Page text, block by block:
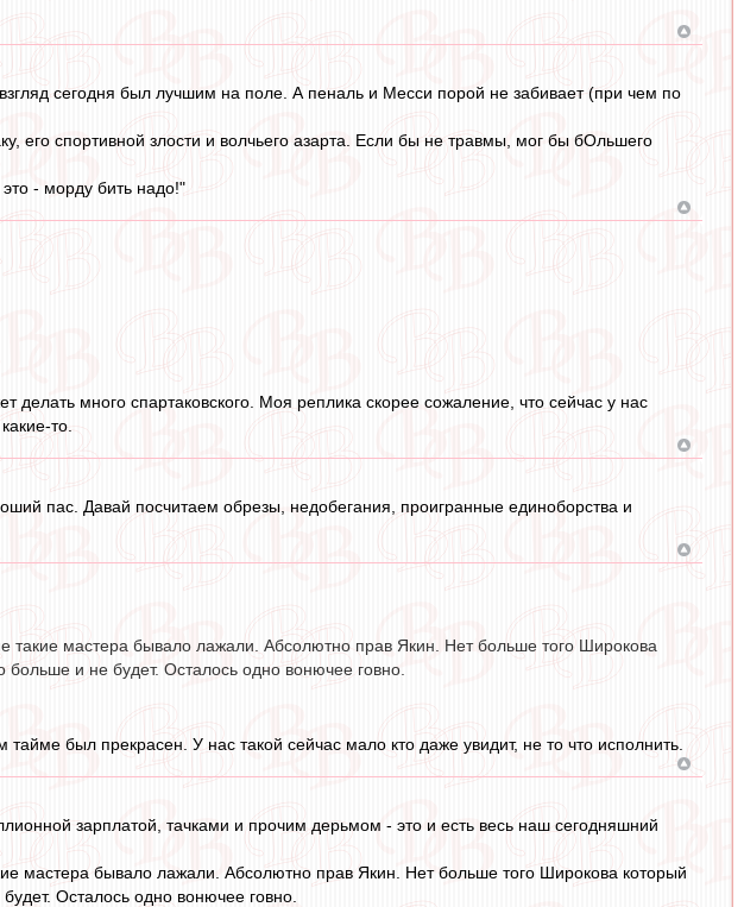
сегодня был лучшим на поле. А пеналь и Месси порой не забивает (при чем по
его спортивной злости и волчьего азарта. Если бы не травмы, мог бы бОльшего
- морду бить надо!"
делать много спартаковского. Моя реплика скорее сожаление, что сейчас у нас
то.
пас. Давай посчитаем обрезы, недобегания, проигранные единоборства и
такие мастера бывало лажали. Абсолютно прав Якин. Нет больше того Широкова
больше и не будет. Осталось одно вонючее говно.
был прекрасен. У нас такой сейчас мало кто даже увидит, не то что исполнить.
зарплатой, тачками и прочим дерьмом - это и есть весь наш сегодняшний
мастера бывало лажали. Абсолютно прав Якин. Нет больше того Широкова который
Осталось одно вонючее говно.